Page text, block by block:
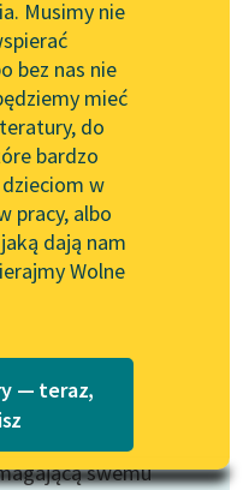
Przewodnik dla piszących i
czytających
API
OAI-PMH
Widget Wolnych Lektur
Przypisy
Katalog w formacie PDF
Musimy nie
bez nas nie
mieć
do
bardzo
w
pracy, albo
dają nam
Wolne
— teraz,
Kunegunda nie
u pani, bo
pani tu była, nie
tego zrobić, a...
więcej
swemu